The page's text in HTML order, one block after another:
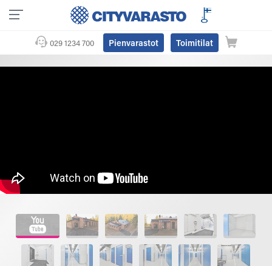
029 1234 700 Pienvarastot Toimitilat